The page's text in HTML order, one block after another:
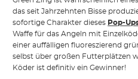
das seit Jahrzehnten Bisse
sofortige Charakter dieses Pop-
Waffe für das Angeln mit
einer auffälligen fluoreszierend
selbst über großen Futterplätzen
Köder ist definitiv ein Gewinner!